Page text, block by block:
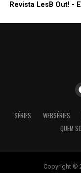
Revista LesB Out! -
SÉRIES WEBSÉRIES
QUEM
Copyright ©